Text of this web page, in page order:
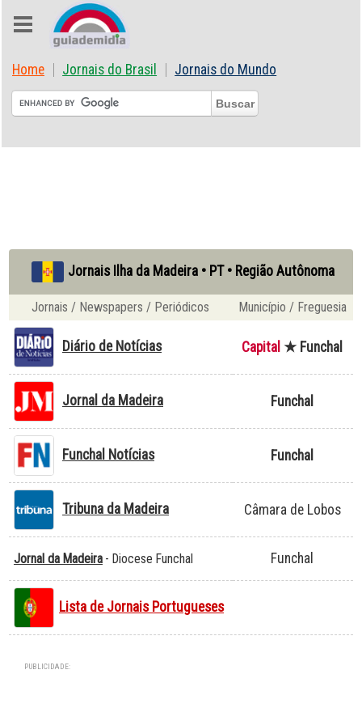
Home Jornais do Brasil Jornais do Mundo
Jornais Ilha da Madeira • PT • Região Autônoma
Jornais / Newspapers / Periódicos Município / Freguesia
Diário de Notícias Capital ★ Funchal
Jornal da Madeira Funchal
Funchal Notícias Funchal
Tribuna da Madeira Câmara de Lobos
Jornal da Madeira - Diocese Funchal Funchal
Lista de Jornais Portugueses
PUBLICIDADE: